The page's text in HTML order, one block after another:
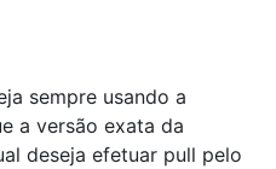
sempre usando a
a versão exata da
deseja efetuar pull pelo